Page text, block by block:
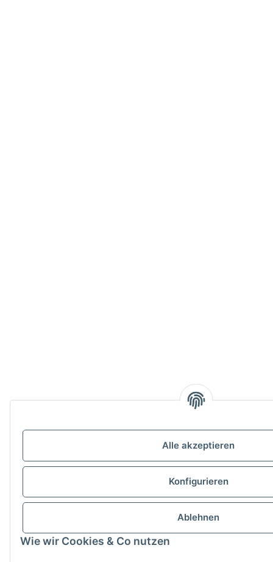
Alle akzeptieren
Konfigurieren
Ablehnen
Wie wir Cookies & Co nutzen